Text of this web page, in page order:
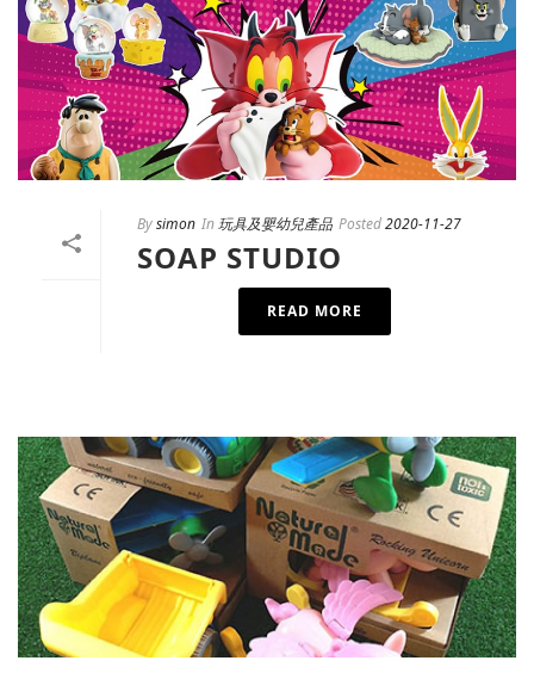
Bysimon In玩具及嬰幼兒產品 Posted2020-11-27
SOAP STUDIO
READ MORE